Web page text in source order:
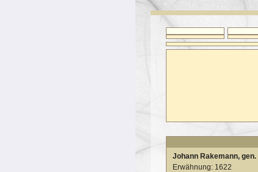
Johann Rakemann,
Erwähnung: 1622